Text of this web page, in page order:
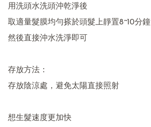
用洗頭水洗頭沖乾淨後
取適量髮膜均勻搽於頭髮上靜置8~10分鐘
然後直接沖水洗淨即可
存放方法：
存放陰涼處，避免太陽直接照射
想生髮速度更加快